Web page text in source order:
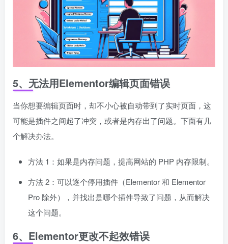
5、无法用Elementor编辑页面错误
当你想要编辑页面时，却不小心被自动带到了实时页面，这
可能是插件之间起了冲突，或者是内存出了问题。下面有几
个解决办法。
方法 1：如果是内存问题，提高网站的 PHP 内存限制。
方法 2：可以逐个停用插件（Elementor 和 Elementor
Pro 除外），并找出是哪个插件导致了问题，从而解决
这个问题。
6、Elementor更改不起效错误